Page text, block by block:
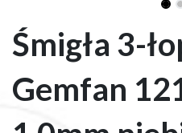
Śmigła 3-
Gemfan